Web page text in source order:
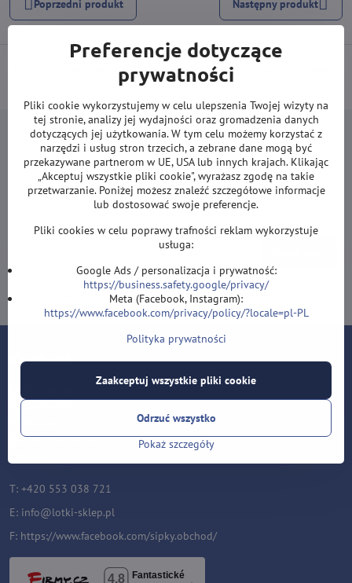
Poprzedni produkt Następny produkt
DARMOWA wysyłka od 500 zł(obowiązuje przy płatności przelewem
lub kartą).
Newsletter
Zapisz się do naszego newslettera:
Chcę zapisać się do newslettera przez e-mail
Kontakt
Roman Šostek
Ostrava-Hrabůvka
T: +420 553 038 721
E: info@lotki-sklep.pl
F: https://www.facebook.com/sipky.obchod/
Preferencje dotyczące
prywatności
Pliki cookie wykorzystujemy w celu ulepszenia Twojej wizyty na
tej stronie, analizy jej wydajności oraz gromadzenia danych
dotyczących jej użytkowania. W tym celu możemy korzystać z
narzędzi i usług stron trzecich, a zebrane dane mogą być
przekazywane partnerom w UE, USA lub innych krajach. Klikając
„Akceptuj wszystkie pliki cookie", wyrażasz zgodę na takie
przetwarzanie. Poniżej możesz znaleźć szczegółowe informacje
lub dostosować swoje preferencje.
Pliki cookies w celu poprawy trafności reklam wykorzystuje
usługa:
Google Ads / personalizacja i prywatność:
https://business.safety.google/privacy/
Meta (Facebook, Instagram):
https://www.facebook.com/privacy/policy/?locale=pl-PL
Polityka prywatności
Pokaż szczegóły
Zaakceptuj wszystkie pliki cookie
Odrzuć wszystko